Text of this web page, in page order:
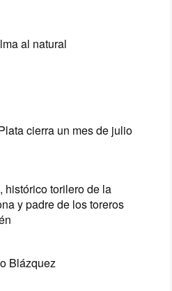
al natural
cierra un mes de julio
histórico torilero de la
y padre de los toreros
Blázquez